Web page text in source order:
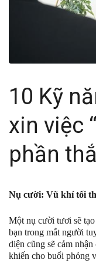
10 Kỹ
xin việc
phần
Nụ cười: Vũ khí tối
Một nụ cười tươi sẽ
bạn trong mắt người
diện cũng sẽ cảm
khiến cho buổi phỏng